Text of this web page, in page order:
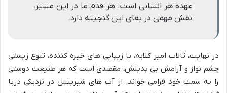
عهده هر انسانی است. هر قدم ما در این مسیر،
نقش مهمی در بقای این گنجینه دارد.
در نهایت، تالاب امیر کلایه، با زیبایی های خیره کننده، تنوع زیستی
چشم نواز و آرامش بی بدیلش، مقصدی است که هر طبیعت دوستی
را به سمت خود فرامی خواند. از آب های شیرینش در نزدیکی دریا